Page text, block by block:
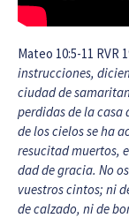
Mateo 10:5-11 RVR
instrucciones,
ciudad de
perdidas de la casa
de los cielos se ha
resucitad muertos,
dad de gracia. No
vuestros cintos; ni
de calzado, ni de